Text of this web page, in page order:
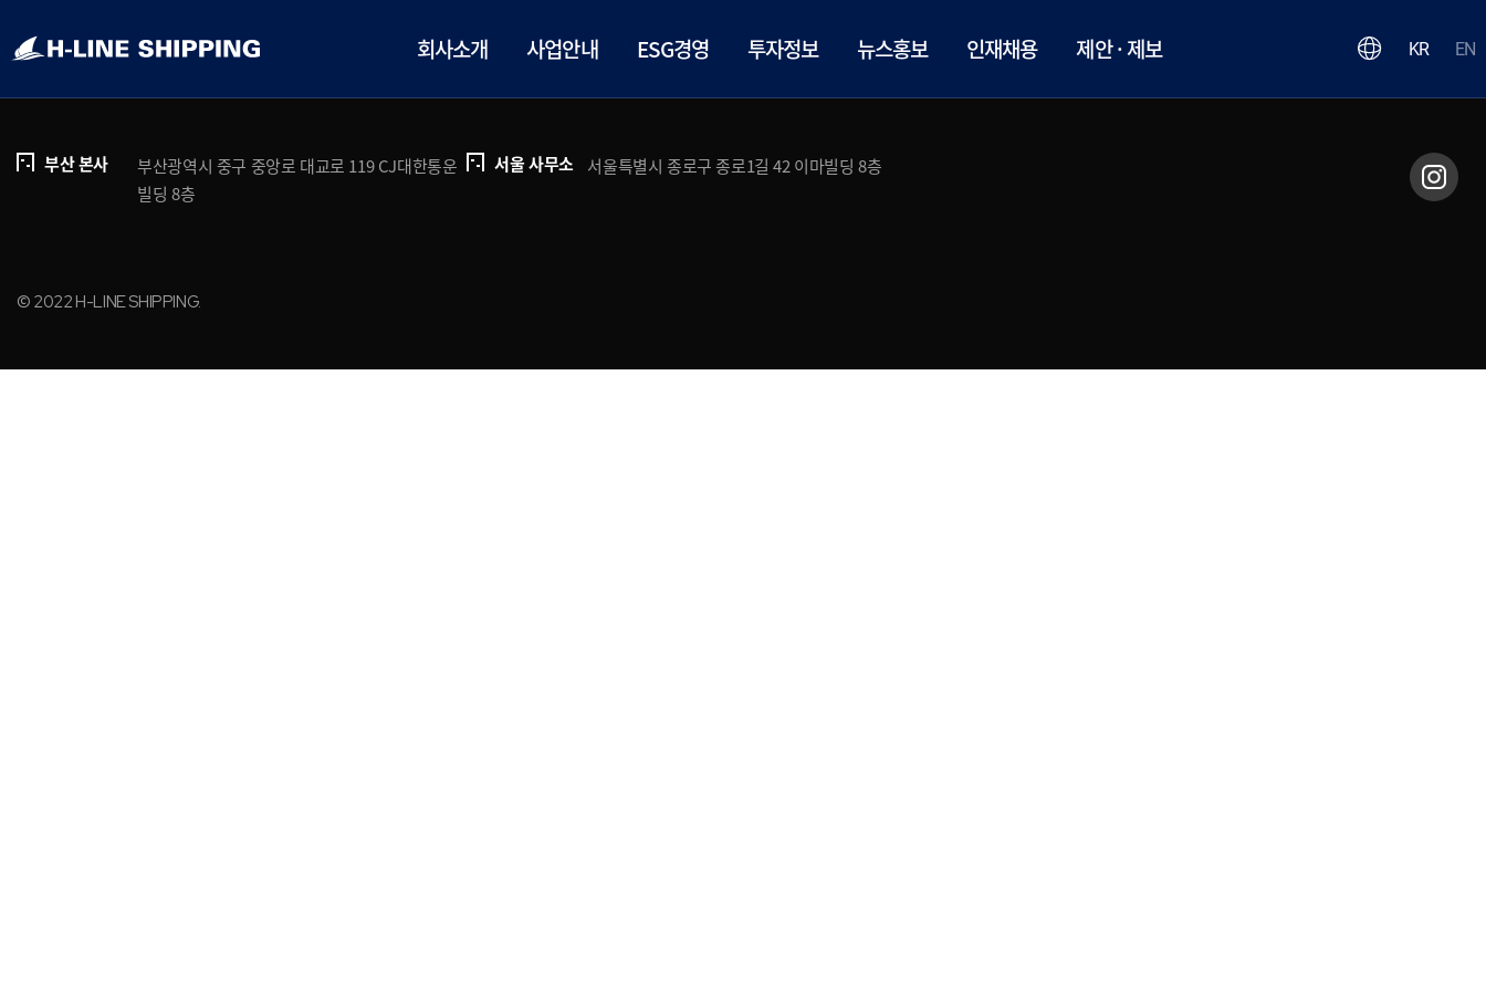
회사소개 사업안내 ESG경영 투자정보 뉴스홍보 인재채용 제안 · 제보 KR EN
개인정보처리방침 브로슈어 다운로드
부산 본사
부산광역시 중구 중앙로 대교로 119 CJ대한통운
빌딩 8층
서울 사무소 서울특별시 종로구 종로1길 42 이마빌딩 8층
© 2022 H-LINE SHIPPING.